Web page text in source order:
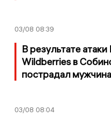
03/08 08:39
В результате
Wildberries в
пострадал мужчина
03/08 08:04